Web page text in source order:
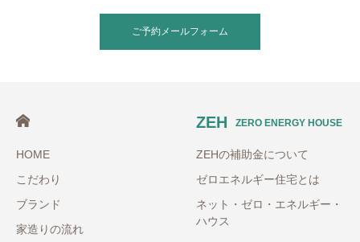
ご予約メールフォーム
HOME
こだわり
ブランド
家造りの流れ
ZEH ZERO ENERGY HOUSE
ZEHの補助金について
ゼロエネルギー住宅とは
ネット・ゼロ・エネルギー・
ハウス